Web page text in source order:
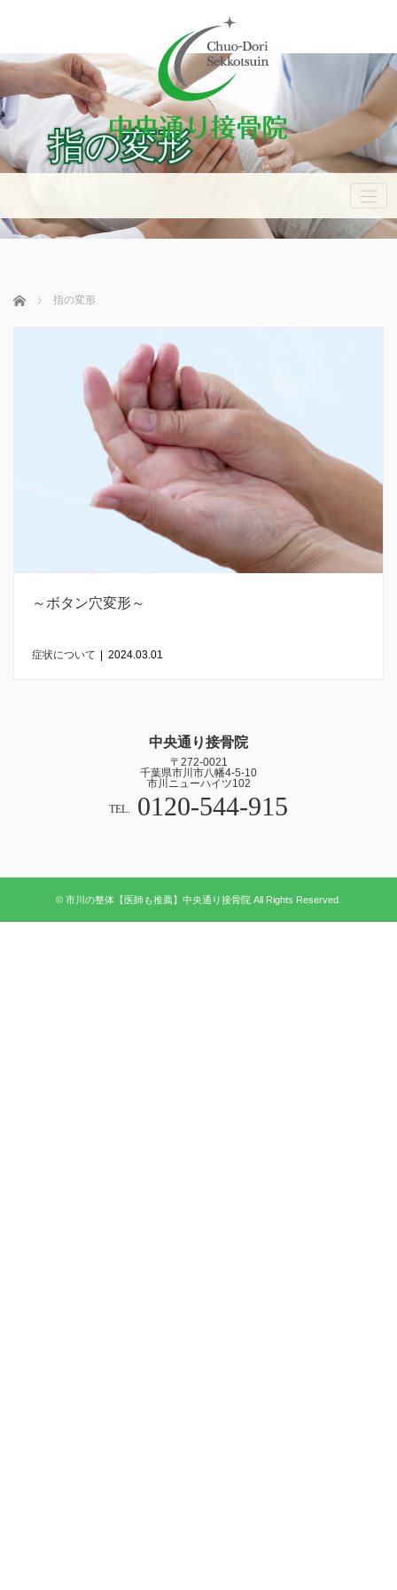
指の変形
ホーム 指の変形
～ボタン穴変形～
症状について | 2024.03.01
中央通り接骨院
〒272-0021
千葉県市川市八幡4-5-10
市川ニューハイツ102
TEL. 0120-544-915
© 市川の整体【医師も推薦】中央通り接骨院 All Rights Reserved.